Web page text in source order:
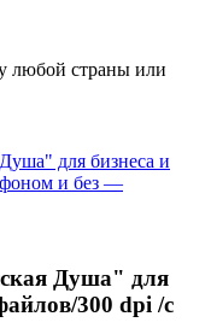
любой страны или
Душа" для
300 dpi /с